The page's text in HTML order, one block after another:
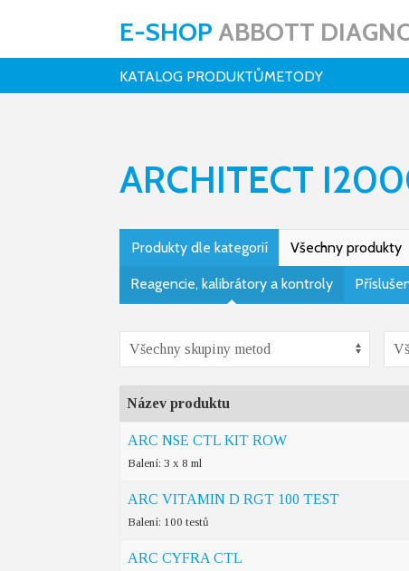
E-SHOP ABBOTT
KATALOG PRODUKTŮMETODY
ARCHITECT
Produkty dle kategorií Všechny produkty
Reagencie, kalibrátory a kontroly
Název produktu
ARC NSE CTL KIT ROW
Balení: 3 x 8 ml
ARC VITAMIN D RGT 100 TEST
Balení: 100 testů
ARC CYFRA CTL